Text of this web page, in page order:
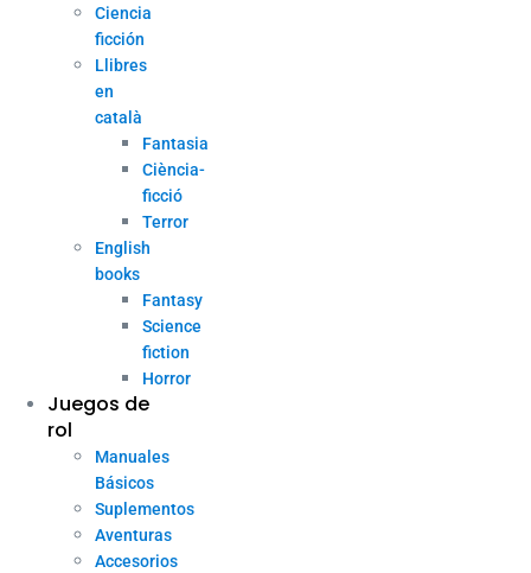
Ciencia
ficción
Llibres
en
català
Fantasia
Ciència-
ficció
Terror
English
books
Fantasy
Science
fiction
Horror
Juegos de
rol
Manuales
Básicos
Suplementos
Aventuras
Accesorios